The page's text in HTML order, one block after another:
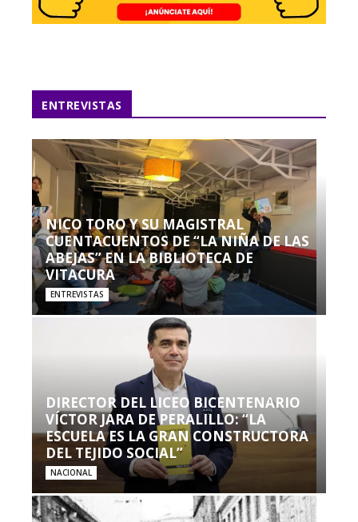
ENTREVISTAS
NICO TORO Y SU MAGISTRAL
CUENTACUENTOS DE “LA NIÑA DE LAS
ABEJAS” EN LA BIBLIOTECA DE
VITACURA
ENTREVISTAS
DIRECTOR DEL LICEO BICENTENARIO
VÍCTOR JARA DE PERALILLO: “LA
ESCUELA ES LA GRAN CONSTRUCTORA
DEL TEJIDO SOCIAL”
NACIONAL